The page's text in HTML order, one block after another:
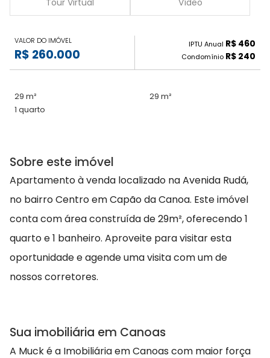
Tour Virtual Vídeo
VALOR DO IMÓVEL
R$ 260.000
IPTU Anual R$ 460
Condomínio R$ 240
29 m²
29 m²
1 quarto
Sobre este imóvel
Apartamento à venda localizado na Avenida Rudá,
no bairro Centro em Capão da Canoa. Este imóvel
conta com área construída de 29m², oferecendo 1
quarto e 1 banheiro. Aproveite para visitar esta
oportunidade e agende uma visita com um de
nossos corretores.
Sua imobiliária em Canoas
A Muck é a Imobiliária em Canoas com maior força